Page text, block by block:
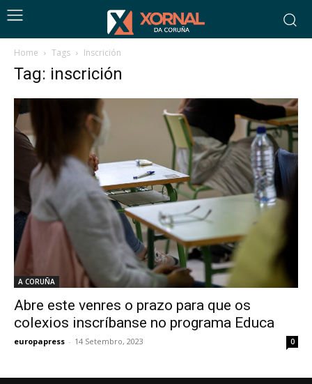
Home Tags Inscrición
Tag: inscrición
A CORUÑA
Abre este venres o prazo para que os
colexios inscríbanse no programa Educa
europapress - 14 Setembro, 2023 0